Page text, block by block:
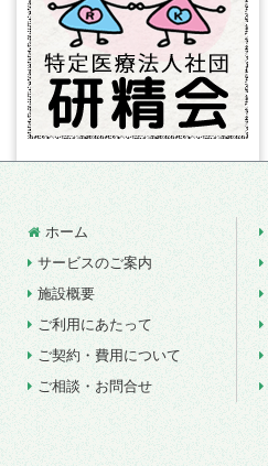
ホーム
サービスのご案内
施設概要
ご利用にあたって
ご契約・費用について
ご相談・お問合せ